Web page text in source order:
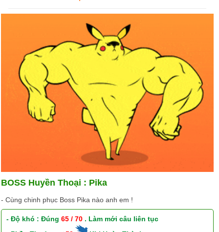
BOSS Huyền Thoại : Pika
- Cùng chinh phục Boss Pika nào anh em !
- Độ khó : Đúng65 / 70 . Làm mới câu liên tục